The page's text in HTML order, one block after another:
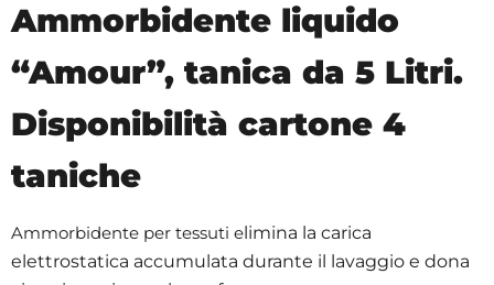
Ammorbidente liquido
“Amour”, tanica da 5 Litri.
Disponibilità cartone 4
taniche
Ammorbidente per tessuti e limina la carica
elettrostatica accumulata durante il lavaggio e dona